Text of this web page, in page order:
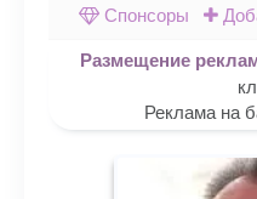
Спонсоры
Размещение
Реклама на